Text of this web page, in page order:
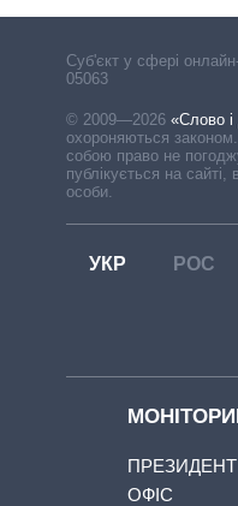
Cуб'єкт у сфері
05063
© 2009—2026 «Слово і
охороняються
собою право не
публікується на сайті,
особи.
УКР РОС
ПРЕЗИДЕНТ
ОФІС